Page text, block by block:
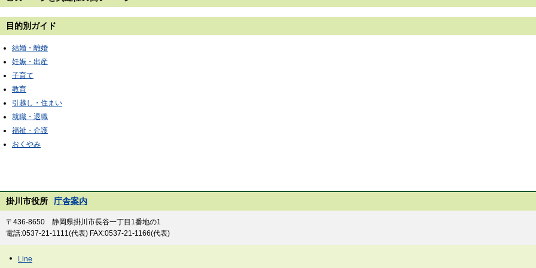
目的別ガイド
結婚・離婚
妊娠・出産
子育て
教育
引越し・住まい
就職・退職
福祉・介護
おくやみ
掛川市役所 庁舎案内
〒436-8650 静岡県掛川市長谷一丁目1番地の1
電話:0537-21-1111(代表) FAX:0537-21-1166(代表)